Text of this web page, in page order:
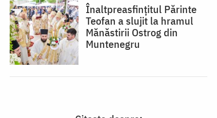
Înaltpreasfințitul Părinte
Teofan a slujit la hramul
Mănăstirii Ostrog din
Muntenegru